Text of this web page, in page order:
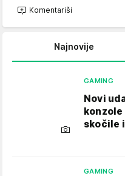
Komentariši
Najnovije
GAMING
Novi
skočile
GAMING